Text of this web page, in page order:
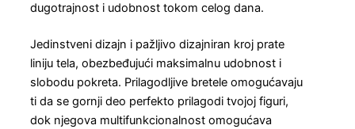
dugotrajnost i udobnost tokom celog dana.
Jedinstveni dizajn i pažljivo dizajniran kroj prate
liniju tela, obezbeđujući maksimalnu udobnost i
slobodu pokreta. Prilagodljive bretele omogućavaju
ti da se gornji deo perfekto prilagodi tvojoj figuri,
dok njegova multifunkcionalnost omogućava